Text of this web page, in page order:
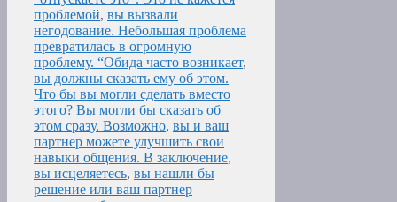
проблемой, вы вызвали
негодование. Небольшая проблема
превратилась в огромную
проблему. “Обида часто возникает,
вы должны сказать ему об этом.
Что бы вы могли сделать вместо
этого? Вы могли бы сказать об
этом сразу. Возможно, вы и ваш
партнер можете улучшить свои
навыки общения. В заключение,
вы исцеляетесь, вы нашли бы
решение или ваш партнер